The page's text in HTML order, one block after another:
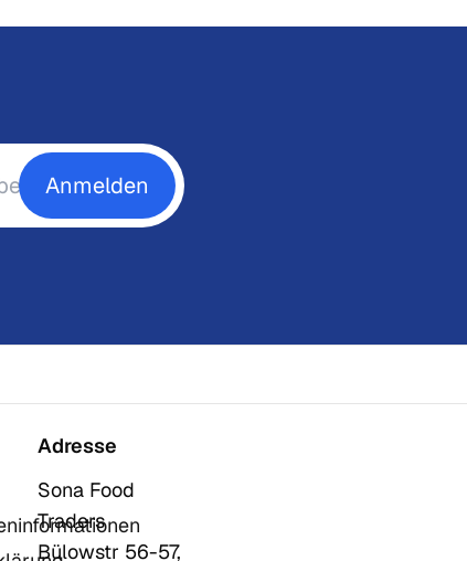
Anmelden
Adresse
Sona Food
Traders
Bülowstr 56-57,